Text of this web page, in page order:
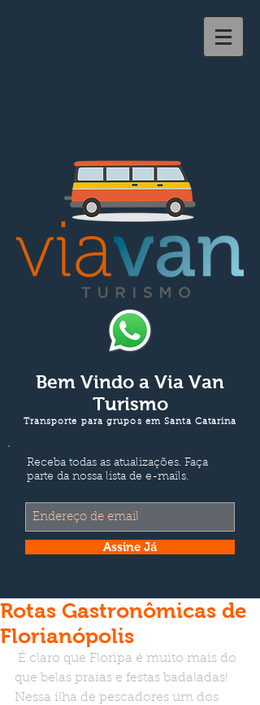
Bem Vindo a Via Van
Turismo
Transporte para grupos em Santa Catarina
Receba todas as atualizações. Faça
parte da nossa lista de e-mails.
Assine Já
Rotas Gastronômicas de
Florianópolis
É claro que Floripa é muito mais do
que belas praias e festas badaladas!
Nessa ilha de pescadores um dos